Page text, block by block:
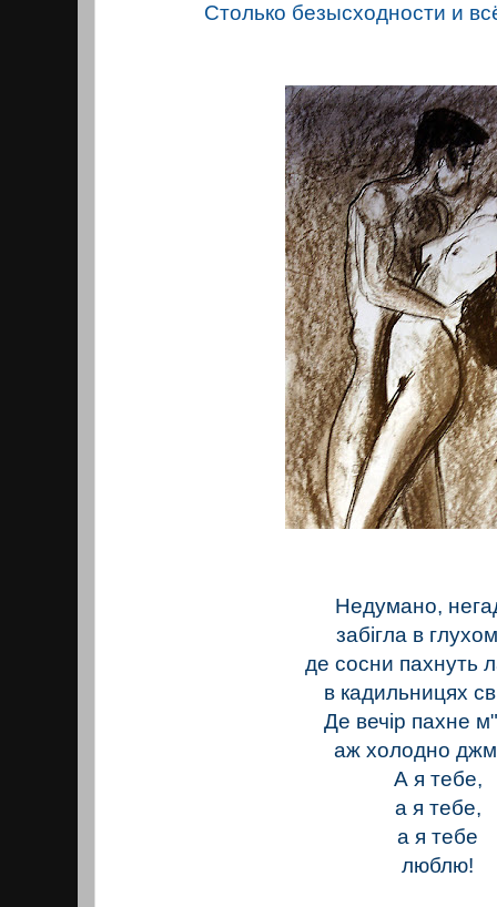
Столько безысходности и
Недумано,
забігла в
де сосни пахнуть
в кадильницях
Де вечір пахне
аж холодно
А я тебе,
а я тебе,
а я тебе
люблю!